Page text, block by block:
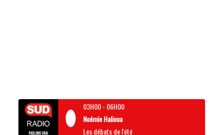
03H00- 06H00
Noémie Halioua
Les débats de l'été